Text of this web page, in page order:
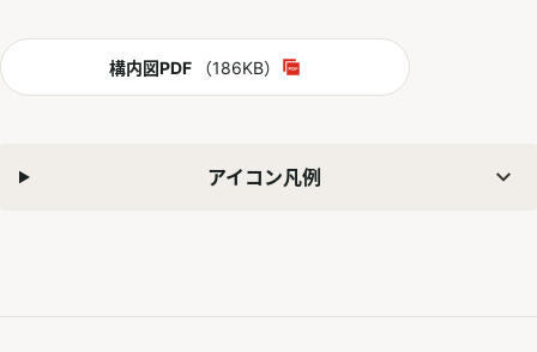
構内図PDF PDF
（186KB）
別ウィンドウで開く
アイコン凡例